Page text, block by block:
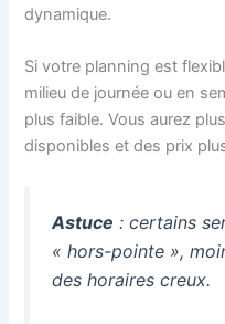
dynamique.
Si votre planning est
milieu de journée ou en
plus faible. Vous aurez
disponibles et des prix
Astuce : certains
« hors-pointe »,
des horaires creux.